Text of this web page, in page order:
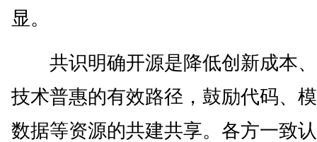
显。
共识明确开源是降低创新成本
技术普惠的有效路径，鼓励代码、
数据等资源的共建共享。各方一致